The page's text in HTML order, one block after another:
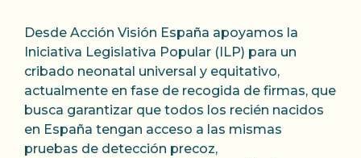
Desde Acción Visión España apoyamos la
Iniciativa Legislativa Popular (ILP) para un
cribado neonatal universal y equitativo,
actualmente en fase de recogida de firmas, que
busca garantizar que todos los recién nacidos
en España tengan acceso a las mismas
pruebas de detección precoz,